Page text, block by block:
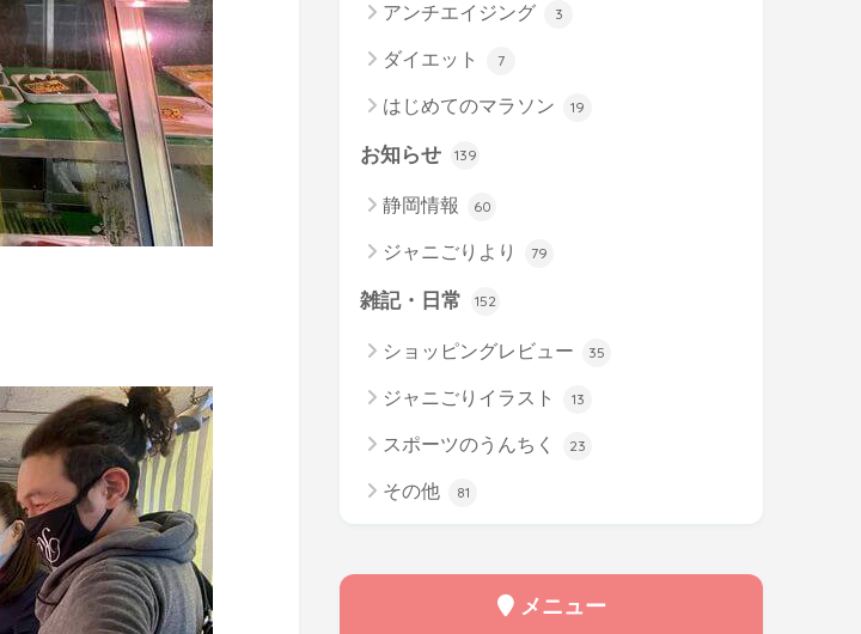
アンチエイジング 3
ダイエット 7
はじめてのマラソン 19
お知らせ 139
静岡情報 60
ジャニごりより 79
雑記・日常 152
ショッピングレビュー 35
ジャニごりイラスト 13
スポーツのうんちく 23
その他 81
メニュー